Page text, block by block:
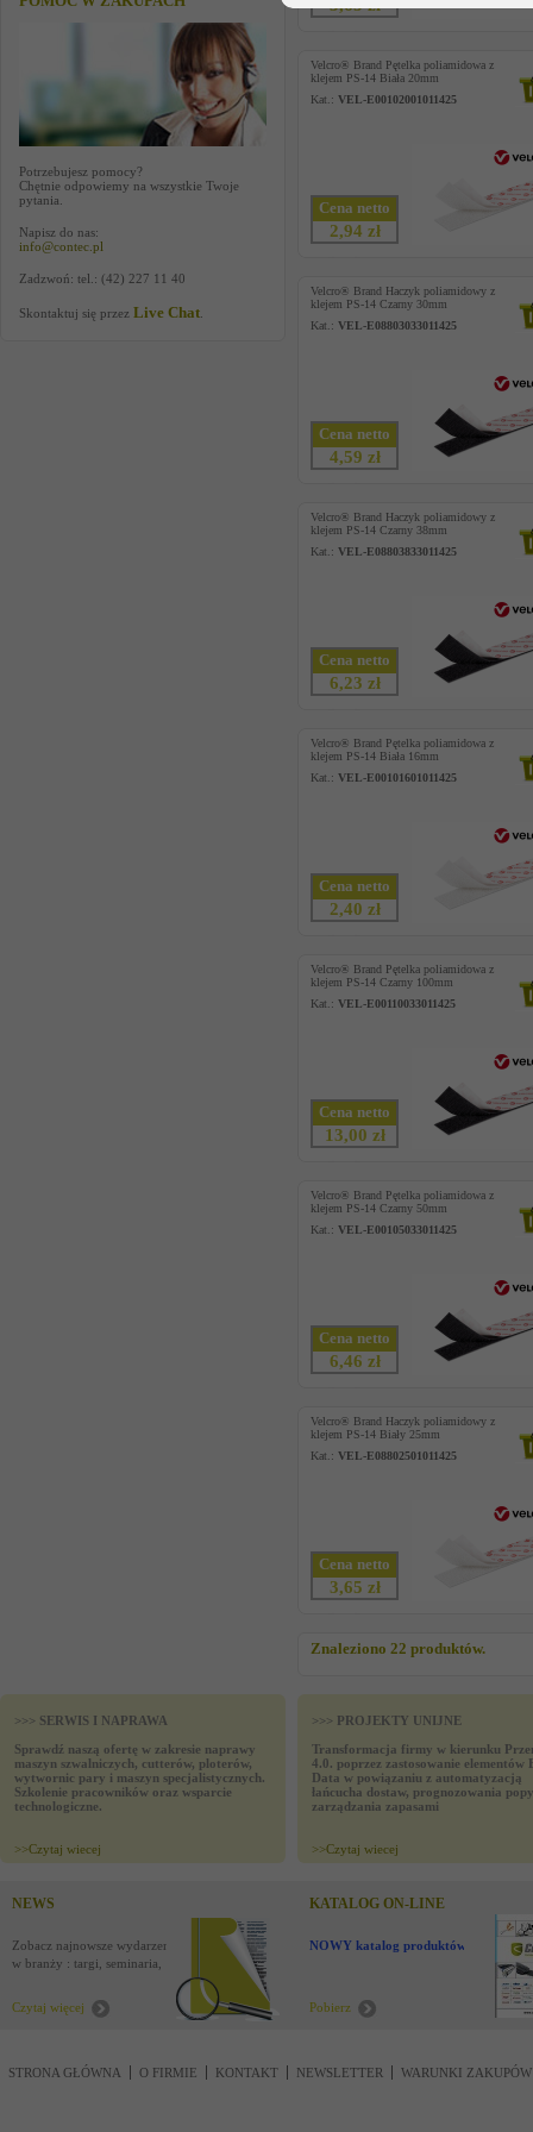
Potrzebujesz pomocy?
Chętnie odpowiemy na wszystkie Twoje
pytania.
Napisz do nas:
info@contec.pl
Zadzwoń: tel.: (42) 227 11 40
Skontaktuj się przez Live Chat
3,65 zł
Velcro® Brand Pętelka poliamidowa z
klejem PS-14 Biała 20mm
Kat.: VEL-E00102001011425
Cena netto
2,94 zł
Velcro® Brand Haczyk poliamidowy z
klejem PS-14 Czarny 30mm
Kat.: VEL-E08803033011425
Cena netto
4,59 zł
Velcro® Brand Haczyk poliamidowy z
klejem PS-14 Czarny 38mm
Kat.: VEL-E08803833011425
Cena netto
6,23 zł
Velcro® Brand Pętelka poliamidowa z
klejem PS-14 Biała 16mm
Kat.: VEL-E00101601011425
Cena netto
2,40 zł
Velcro® Brand Pętelka poliamidowa z
klejem PS-14 Czarny 100mm
Kat.: VEL-E00110033011425
Cena netto
13,00 zł
Velcro® Brand Pętelka poliamidowa z
klejem PS-14 Czarny 50mm
Kat.: VEL-E00105033011425
Cena netto
6,46 zł
Velcro® Brand Haczyk poliamidowy z
klejem PS-14 Biały 25mm
Kat.: VEL-E08802501011425
Cena netto
3,65 zł
Znaleziono 22 produktów.
>>> SERWIS I NAPRAWA
Sprawdź naszą ofertę w zakresie naprawy
maszyn szwalniczych, cutterów, ploterów,
wytwornic pary i maszyn specjalistycznych.
Szkolenie pracowników oraz wsparcie
technologiczne.
>>Czytaj wiecej
>>> PROJEKTY UNIJNE
Transformacja firmy w kierunku
4.0. poprzez zastosowanie elementów
Data w powiązaniu z automatyzacją
łańcucha dostaw, prognozowania
zarządzania zapasami
>>Czytaj wiecej
NEWS
Zobacz najnowsze wydarzenia
w branży : targi, seminaria,
Czytaj więcej
KATALOG ON-LINE
NOWY katalog produktów !
Pobierz
STRONA GŁÓWNA O FIRMIE KONTAKT NEWSLETTER WARUNKI ZAKUPÓW